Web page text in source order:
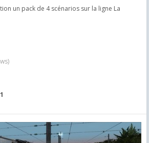
un pack de 4 scénarios sur la ligne La